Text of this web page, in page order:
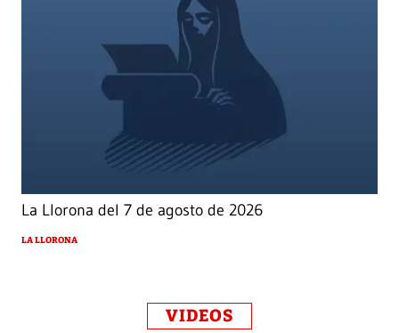
La Llorona del 7 de agosto de 2026
LA LLORONA
VIDEOS